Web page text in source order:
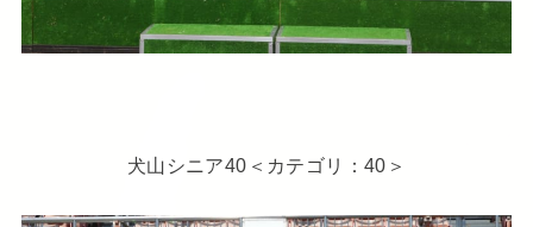
犬山シニア40＜カテゴリ：40＞